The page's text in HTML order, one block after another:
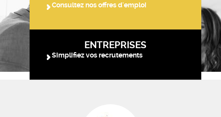
Consultez nos offres d'emploi
ENTREPRISES
Simplifiez vos recrutements